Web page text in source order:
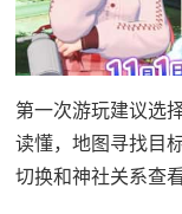
第一次游玩建议选
读懂，地图寻找目
切换和神社关系查